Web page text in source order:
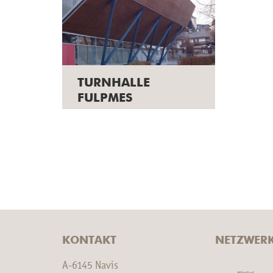
TURNHALLE
FULPMES
KONTAKT
A-6145 Navis